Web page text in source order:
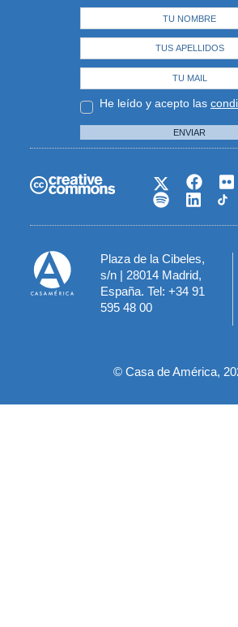
He leído y acepto las
ENVIAR
Plaza de la Cibeles,
s/n | 28014 Madrid,
España. Tel: +34 91
595 48 00
© Casa de América,